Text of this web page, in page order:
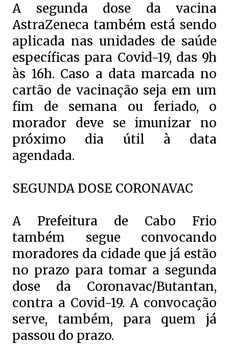
A segunda dose da vacina
AstraZeneca também está sendo
aplicada nas unidades de saúde
específicas para Covid-19, das 9h
às 16h. Caso a data marcada no
cartão de vacinação seja em um
fim de semana ou feriado, o
morador deve se imunizar no
próximo dia útil à data
agendada.
SEGUNDA DOSE CORONAVAC
A Prefeitura de Cabo Frio
também segue convocando
moradores da cidade que já estão
no prazo para tomar a segunda
dose da Coronavac/Butantan,
contra a Covid-19. A convocação
serve, também, para quem já
passou do prazo.